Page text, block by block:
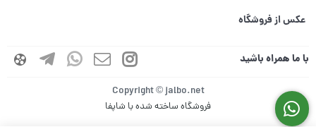
عکس از فروشگاه
با ما همراه باشید
Copyright © jalbo.net
فروشگاه ساخته شده با شاپفا